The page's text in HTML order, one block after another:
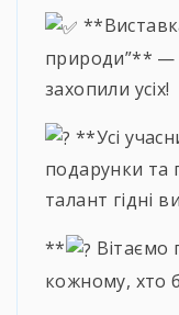
природи”** —
захопили усіх!
**Усі
подарунки
талант гідні
**
Вітаємо
кожному, хто